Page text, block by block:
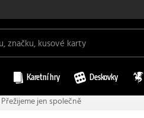
Karetní hry Deskovky
jen společně